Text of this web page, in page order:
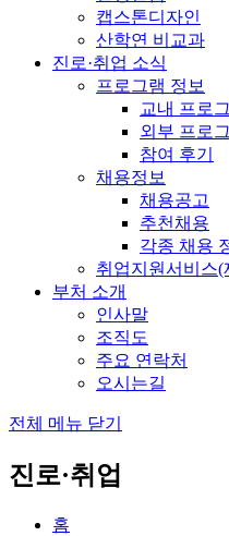
캡스톤디자인
산학연 비교과
진로·취업 소식
프로그램 정보
교내 프로
외부 프로
참여 후기
채용정보
채용공고
추천채용
각종 채용
취업지원서비스(
부처 소개
인사말
조직도
주요 연락처
오시는길
전체 메뉴 닫기
진로·취업
홈